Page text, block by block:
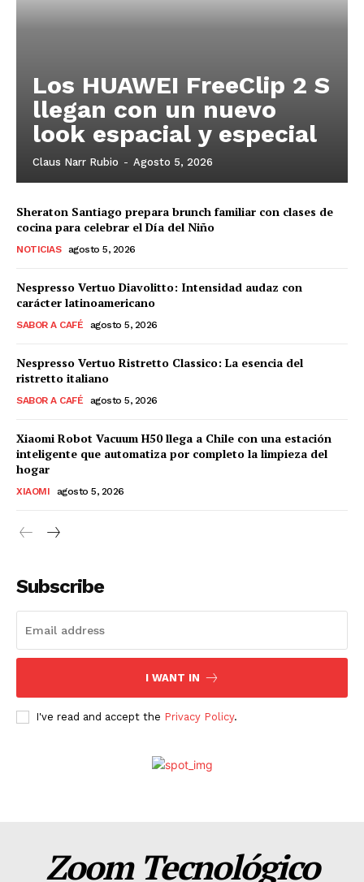
Los HUAWEI FreeClip 2 S
llegan con un nuevo
look espacial y especial
Claus Narr Rubio - Agosto 5, 2026
Sheraton Santiago prepara brunch familiar con clases de
cocina para celebrar el Día del Niño
NOTICIAS agosto 5, 2026
Nespresso Vertuo Diavolitto: Intensidad audaz con
carácter latinoamericano
SABOR A CAFÉ agosto 5, 2026
Nespresso Vertuo Ristretto Classico: La esencia del
ristretto italiano
SABOR A CAFÉ agosto 5, 2026
Xiaomi Robot Vacuum H50 llega a Chile con una estación
inteligente que automatiza por completo la limpieza del
hogar
XIAOMI agosto 5, 2026
Subscribe
I WANT IN
I've read and accept the Privacy Policy.
Zoom Tecnológico